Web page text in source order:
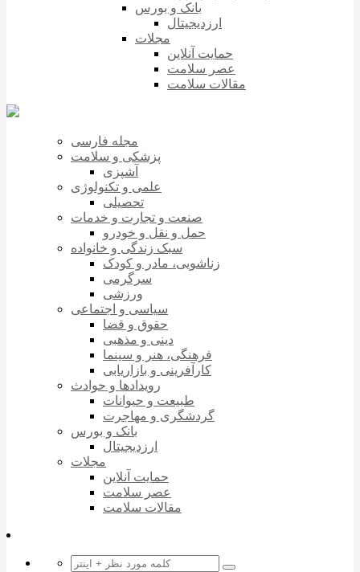
بانک و بورس
ارزدیجیتال
مجلات
حمایت آنلاین
عصر سلامت
مقالات سلامت
مجله فارسی
پزشکی و سلامت
آشپزی
علمی و تکنولوژی
تحصیلی
صنعت و تجارت و خدمات
حمل و نقل و خودرو
سبک زندگی و خانواده
زناشویی، مادر و کودک
سرگرمی
ورزشی
سیاسی و اجتماعی
حقوق و قضا
دینی و مذهبی
فرهنگی، هنر و سینما
کارآفرینی و بازاریابی
رویدادها و حوادث
طبیعت و حیوانات
گردشگری و مهاجرت
بانک و بورس
ارزدیجیتال
مجلات
حمایت آنلاین
عصر سلامت
مقالات سلامت